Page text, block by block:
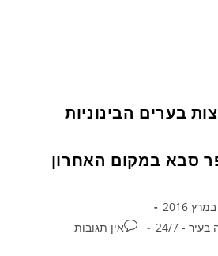
בערים הבינוניות
סבא במקום האחרון
- 24/7
אין תגובות